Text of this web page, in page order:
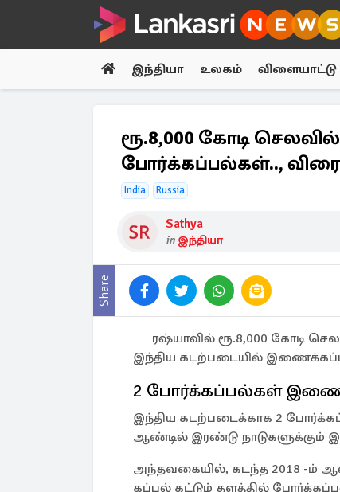
இந்தியா உலகம் விளையாட்டு
ரூ.8,000 கோடி
போர்க்கப்பல்கள்..,
India Russia
Sathya
in இந்தியா
Share
ரஷ்யாவில் ரூ.8,000 கோடி
இந்திய கடற்படையில்
2 போர்க்கப்பல்கள்
இந்திய கடற்படைக்காக 2
ஆண்டில் இரண்டு நாடுகளுக்கும்
அந்தவகையில், கடந்த 2018 -ம்
கப்பல் கட்டும் தளத்தில்